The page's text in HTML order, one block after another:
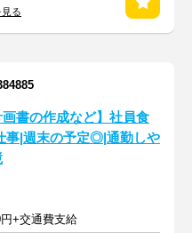
る
画書の作成など】社員食
事|週末の予定◎|通勤しや
+交通費支給